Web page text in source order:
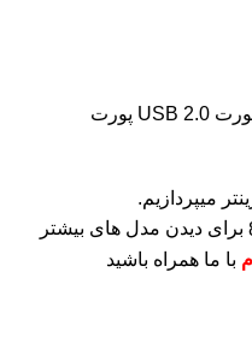
نوع پورت ارتباط به کامپیوتر: پورت USB 2.0 پورت
میپردازیم.
برای دیدن مدل های بیشتر
با ما همراه باشید